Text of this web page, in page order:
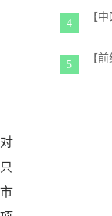
4
【
5
【